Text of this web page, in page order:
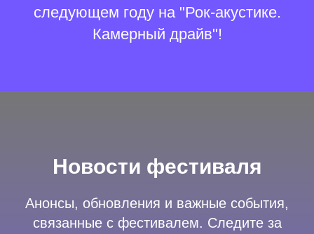
следующем году на "Рок-акустике.
Камерный драйв"!
Новости фестиваля
Анонсы, обновления и важные события,
связанные с фестивалем. Следите за